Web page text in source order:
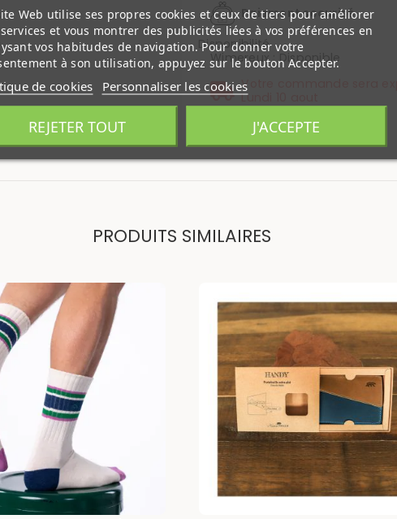
Paiement securisé
Disponibilité
Wimereux:Disponible
Votre commande sera
Lundi 10 aout
PRODUITS SIMILAIRES
Web utilise ses propres cookies et ceux de tiers pour améliorer
et vous montrer des publicités liées à vos préférences en
vos habitudes de navigation. Pour donner votre
à son utilisation, appuyez sur le bouton Accepter.
de cookies Personnaliser les cookies
REJETER TOUT J'ACCEPTE